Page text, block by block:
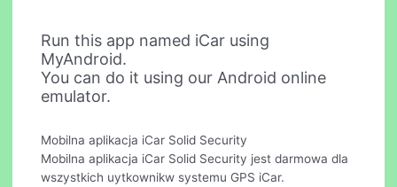
Run this app named iCar using
MyAndroid.
You can do it using our Android online
emulator.
Mobilna aplikacja iCar Solid Security
Mobilna aplikacja iCar Solid Security jest darmowa dla
wszystkich uytkownikw systemu GPS iCar.